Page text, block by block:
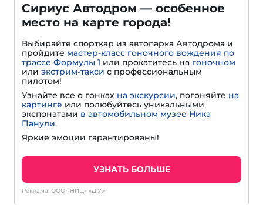
Сириус Автодром — особенное
место на карте города!
Выбирайте спорткар из автопарка Автодрома и
пройдите мастер-класс гоночного вождения по
трассе Формулы 1 или прокатитесь на гоночном
или экстрим-такси с профессиональным
пилотом!
Узнайте все о гонках на экскурсии, погоняйте на
картинге или полюбуйтесь уникальными
экспонатами в автомобильном музее Ника
Панули.
Яркие эмоции гарантированы!
УЗНАТЬ БОЛЬШЕ
Реклама: ООО «НИЦ» «Д.У.»